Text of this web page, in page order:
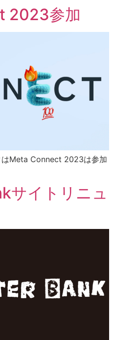
2023参加
はMeta Connect 2023は参加
サイトリニュ